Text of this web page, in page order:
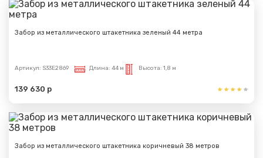
Забор из металлического штакетника зеленый 44 метра
Артикул: S33E2869 Длина: 44 м Высота: 1,8 м
139 630 р
Забор из металлического штакетника коричневый 38 метров